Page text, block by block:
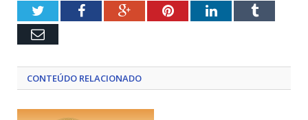
TwitterFacebookGoogle+PinterestLinkedInTumblr
Email
CONTEÚDO RELACIONADO